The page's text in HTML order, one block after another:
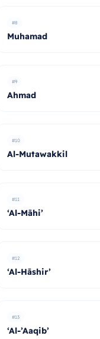
#8
Muhamad
#9
Ahmad
#10
Al-Mutawakkil
#11
‘Al-Māhi’
#12
‘Al-Hāshir’
#13
‘Al-’Aaqib’